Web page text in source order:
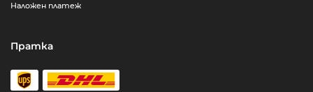
Наложен платеж
Пратка